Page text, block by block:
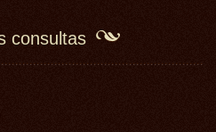
consultas